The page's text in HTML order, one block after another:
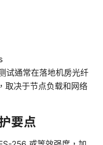
试通常在落地机房光纤
取决于节点负载和网络
要点